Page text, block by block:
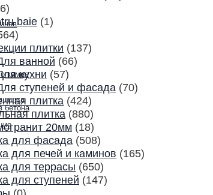
камня
гипса
бетона
baie (1)
плитки (137)
ванной (66)
кухни (57)
ступеней и фасада (70)
плитка (424)
плитка (880)
20мм (18)
для фасада (508)
для печей и каминов (165)
для террасы (650)
для ступеней (147)